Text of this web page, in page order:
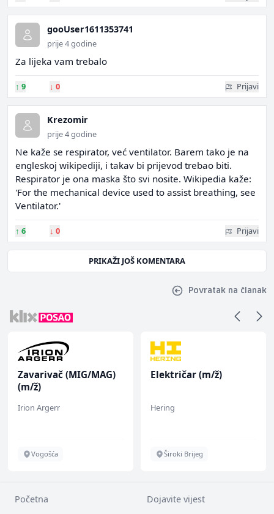
gooUser1611353741
prije 4 godine
Za lijeka vam trebalo
↑ 9 ↓ 0 Prijavi
Krezomir
prije 4 godine
Ne kaže se respirator, već ventilator. Barem tako je na
engleskoj wikipediji, i takav bi prijevod trebao biti.
Respirator je ona maska što svi nosite. Wikipedia kaže:
'For the mechanical device used to assist breathing, see
Ventilator.'
↑ 6 ↓ 0 Prijavi
PRIKAŽI JOŠ KOMENTARA
Povratak na članak
Zavarivač (MIG/MAG)
(m/ž)
Irion Argerr
Vogošća
Električar (m/ž)
Hering
Široki Brijeg
Početna Dojavite vijest